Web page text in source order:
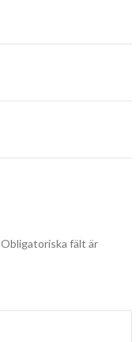
Obligatoriska fält är